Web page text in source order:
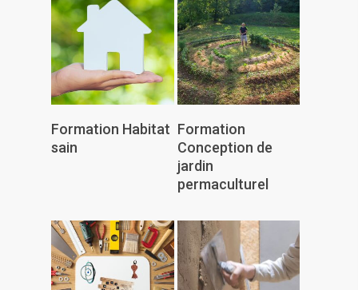
Lire La Suite
Formation Habitat
sain
Lire La Suite
Formation
Conception de
jardin
permaculturel